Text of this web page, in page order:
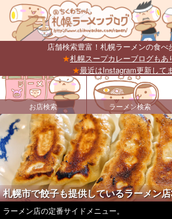
店舗検索豊富！札幌ラーメンの食べ
★札幌スープカレーブログもあ
★最近はInstagram更新して
お店検索 ラーメン検索
札幌市で餃子も提供しているラーメン
ラーメン店の定番サイドメニュー。